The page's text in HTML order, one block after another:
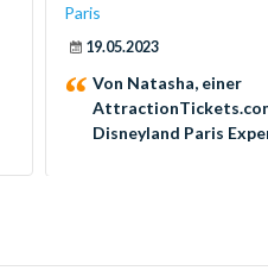
Paris
19.05.2023
Von Natasha, einer
Disneyland Paris